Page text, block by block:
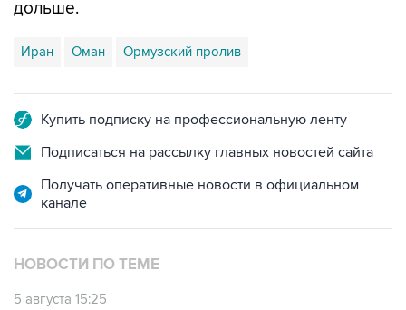
дольше.
Иран Оман Ормузский пролив
Купить подписку на профессиональную ленту
Подписаться на рассылку главных новостей сайта
Получать оперативные новости в официальном
канале
НОВОСТИ ПО ТЕМЕ
5 августа 15:25